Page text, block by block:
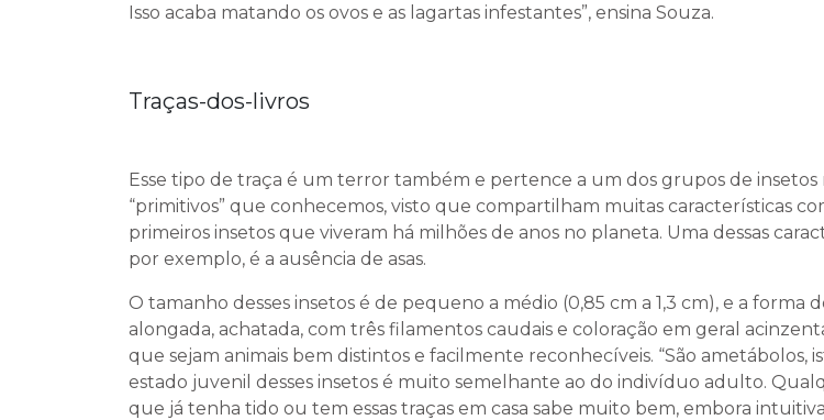
Isso acaba matando os ovos e as lagartas infestantes”, ensina Souza.
Traças-dos-livros
Esse tipo de traça é um terror também e pertence a um dos grupos de insetos
“primitivos” que conhecemos, visto que compartilham muitas características
primeiros insetos que viveram há milhões de anos no planeta. Uma dessas
por exemplo, é a ausência de asas.
O tamanho desses insetos é de pequeno a médio (0,85 cm a 1,3 cm), e a forma
alongada, achatada, com três filamentos caudais e coloração em geral
que sejam animais bem distintos e facilmente reconhecíveis. “São ametábolos,
estado juvenil desses insetos é muito semelhante ao do indivíduo adulto.
que já tenha tido ou tem essas traças em casa sabe muito bem, embora